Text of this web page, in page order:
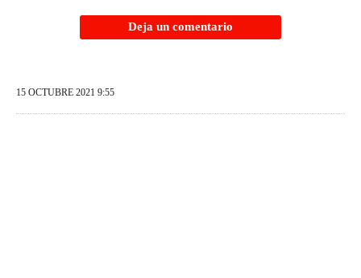
Deja un comentario
15 OCTUBRE 2021 9:55